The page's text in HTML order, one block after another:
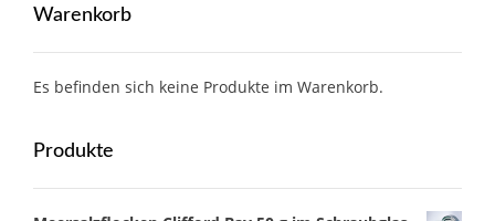
Warenkorb
Es befinden sich keine Produkte im Warenkorb.
Produkte